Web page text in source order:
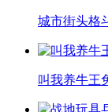
城市街头格
叫我养牛王